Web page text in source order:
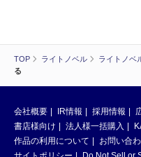
TOP ライトノベル ライトノベ
る
会社概要 IR情報 採用情報
書店様向け
法人様一括購入
作品の利用について
お問い合